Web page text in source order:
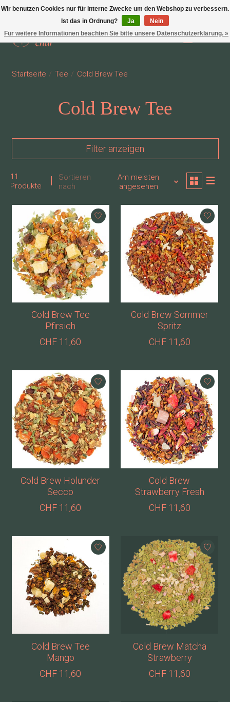
Wunschzettel
Ihr
Startseite / Tee / Cold Brew Tee
Cold Brew Tee
Filter anzeigen
11
Produkte
Sortieren
nach
Am meisten
angesehen
Cold Brew Tee
Pfirsich
CHF 11,60
Cold Brew Sommer
Spritz
CHF 11,60
Cold Brew Holunder
Secco
CHF 11,60
Cold Brew
Strawberry Fresh
CHF 11,60
Cold Brew Tee
Mango
CHF 11,60
Cold Brew Matcha
Strawberry
CHF 11,60
Wir benutzen Cookies nur für interne Zwecke um den Webshop zu verbessern.
Ist das in Ordnung?
Ja
Nein
Für weitere Informationen beachten Sie bitte unsere Datenschutzerklärung. »